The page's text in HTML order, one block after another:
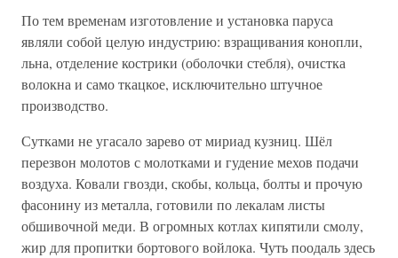
По тем временам изготовление и установка паруса
являли собой целую индустрию: взращивания конопли,
льна, отделение кострики (оболочки стебля), очистка
волокна и само ткацкое, исключительно штучное
производство.
Сутками не угасало зарево от мириад кузниц. Шёл
перезвон молотов с молотками и гудение мехов подачи
воздуха. Ковали гвозди, скобы, кольца, болты и прочую
фасонину из металла, готовили по лекалам листы
обшивочной меди. В огромных котлах кипятили смолу,
жир для пропитки бортового войлока. Чуть поодаль здесь